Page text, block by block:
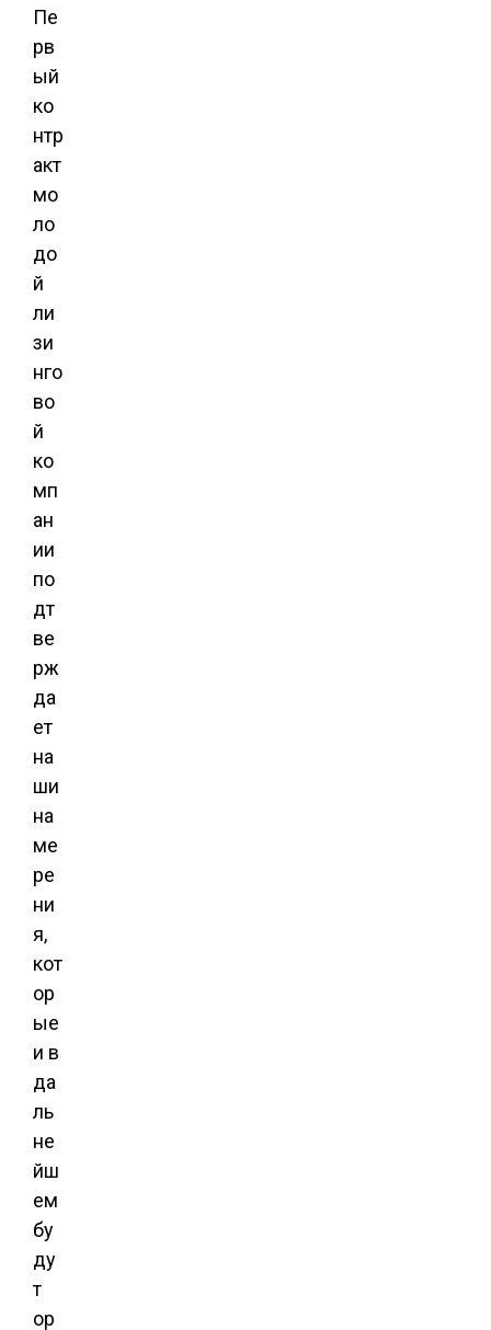
Пе
рв
ый
ко
нтр
акт
мо
ло
до
й
ли
зи
нго
во
й
ко
мп
ан
ии
по
дт
ве
рж
да
ет
на
ши
на
ме
ре
ни
я,
кот
ор
ые
и в
да
ль
не
йш
ем
бу
ду
т
ор